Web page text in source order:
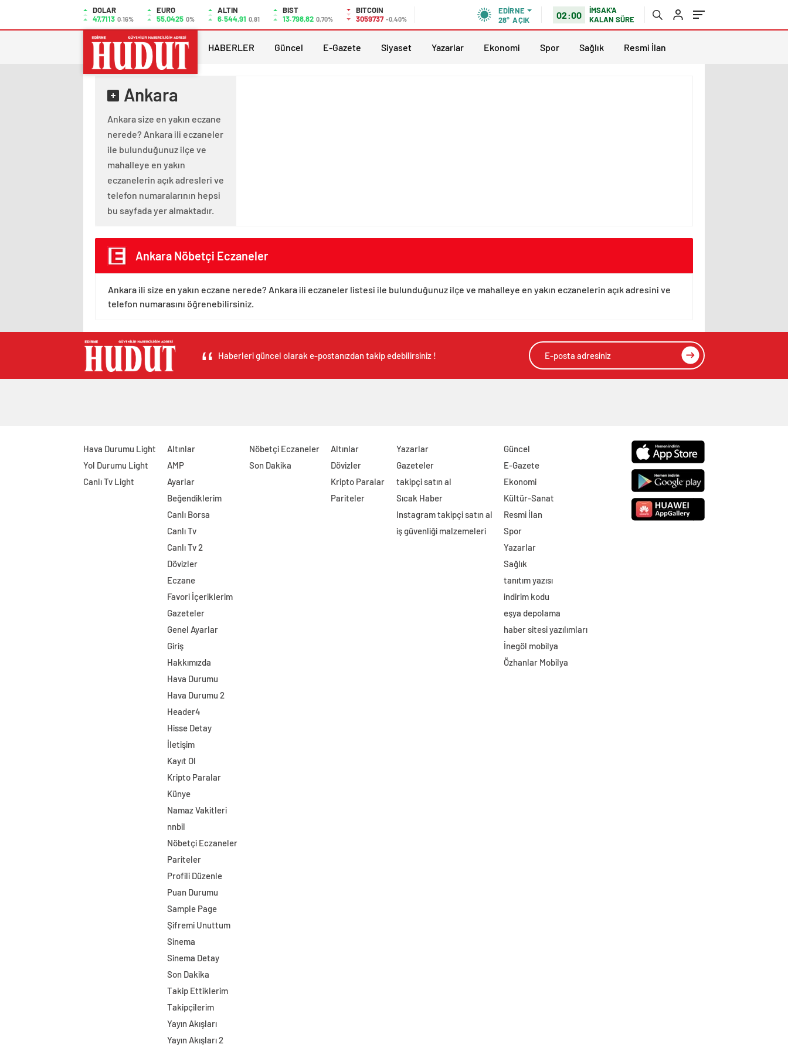
DOLAR
47,7113 0.16%
EURO
55,0425 0%
ALTIN
6.544,91 0,81
BIST
13.798,82 0,70%
BITCOIN
3059737 -0,40%
EDIRNE
28° AÇIK 02:00
İMSAK'A
KALAN SÜRE
HABERLER Güncel E-Gazete Siyaset Yazarlar Ekonomi Spor Sağlık Resmi İlan
Ankara
Ankara size en yakın eczane
nerede? Ankara ili eczaneler
ile bulunduğunuz ilçe ve
mahalleye en yakın
eczanelerin açık adresleri ve
telefon numaralarının hepsi
bu sayfada yer almaktadır.
Ankara Nöbetçi Eczaneler
Ankara ili size en yakın eczane nerede? Ankara ili eczaneler listesi ile bulunduğunuz ilçe ve mahalleye en yakın eczanelerin açık adresini ve
telefon numarasını öğrenebilirsiniz.
Haberleri güncel olarak e-postanızdan takip edebilirsiniz !
Hava Durumu Light
Yol Durumu Light
Canlı Tv Light
Altınlar
AMP
Ayarlar
Beğendiklerim
Canlı Borsa
Canlı Tv
Canlı Tv 2
Dövizler
Eczane
Favori İçeriklerim
Gazeteler
Genel Ayarlar
Giriş
Hakkımızda
Hava Durumu
Hava Durumu 2
Header4
Hisse Detay
İletişim
Kayıt Ol
Kripto Paralar
Künye
Namaz Vakitleri
nnbil
Nöbetçi Eczaneler
Pariteler
Profili Düzenle
Puan Durumu
Sample Page
Şifremi Unuttum
Sinema
Sinema Detay
Son Dakika
Takip Ettiklerim
Takipçilerim
Yayın Akışları
Yayın Akışları 2
Nöbetçi Eczaneler
Son Dakika
Altınlar
Dövizler
Kripto Paralar
Pariteler
Yazarlar
Gazeteler
takipçi satın al
Sıcak Haber
Instagram takipçi satın al
iş güvenliği malzemeleri
Güncel
E-Gazete
Ekonomi
Kültür-Sanat
Resmi İlan
Spor
Yazarlar
Sağlık
tanıtım yazısı
indirim kodu
eşya depolama
haber sitesi yazılımları
İnegöl mobilya
Özhanlar Mobilya